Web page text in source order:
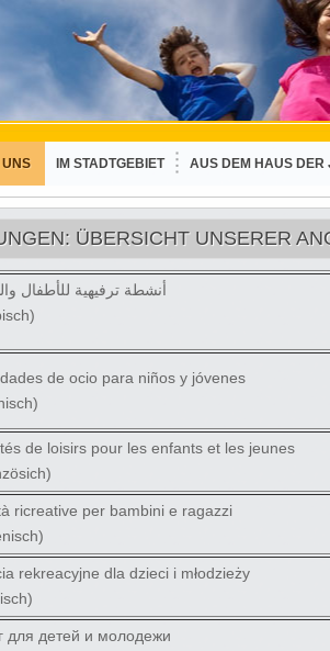
IM STADTGEBIET AUS DEM HAUS DER
ÜBERSICHT UNSERER
أنشطة ترفيهية للأطفال
de ocio para niños y jóvenes
de loisirs pour les enfants et les jeunes
ricreative per bambini e ragazzi
rekreacyjne dla dzieci i młodzieży
для детей и молодежи